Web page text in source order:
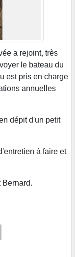
a rejoint, très
le bateau du
est pris en charge
annuelles
dépit d'un petit
à faire et
Bernard.